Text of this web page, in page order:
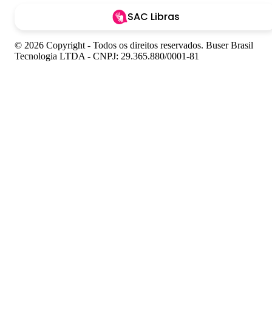
SAC Libras
© 2026 Copyright - Todos os direitos reservados. Buser Brasil
Tecnologia LTDA - CNPJ: 29.365.880/0001-81